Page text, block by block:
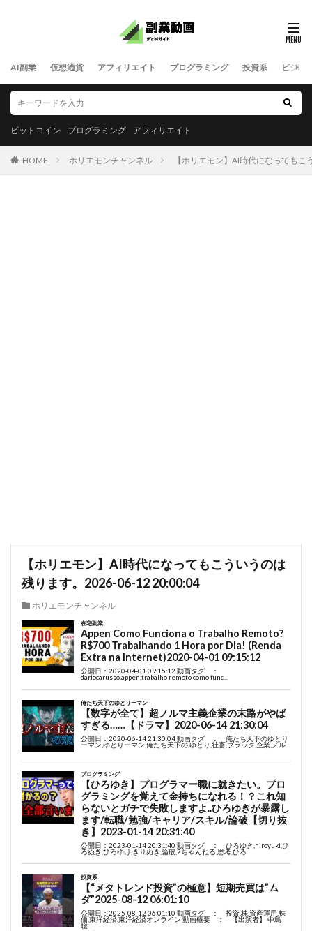
AI副業 仮想通貨 アフィリエイト プログラミング 投資系 ビジネ
ビットコイン プログラミング アフィリエイト
HOME ホリエモンチャンネル 【ホリエモン】AI時代になっても
【ホリエモン】AI時代になってもこういうのは
残ります。2026-06-12 20:00:04
ホリエモンチャンネル